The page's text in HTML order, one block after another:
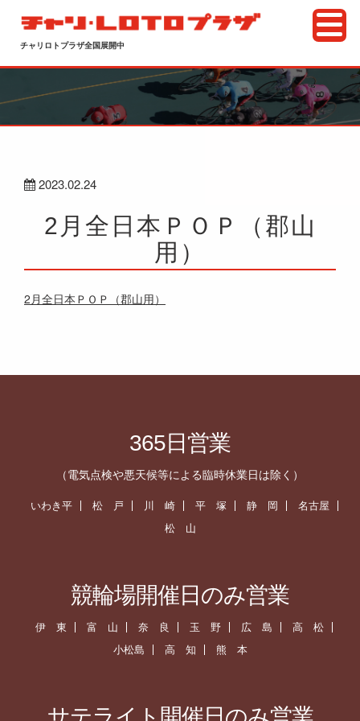
チャリロトプラザ全国展開中
2023.02.24
2月全日本ＰＯＰ（郡山
用）
2月全日本ＰＯＰ（郡山用）
365日営業
（電気点検や悪天候等による臨時休業日は除く）
いわき平 松 戸 川 崎 平 塚 静 岡
名古屋
松 山
競輪場開催日のみ営業
伊 東 富 山 奈 良 玉 野 広 島
高 松
小松島
高 知 熊 本